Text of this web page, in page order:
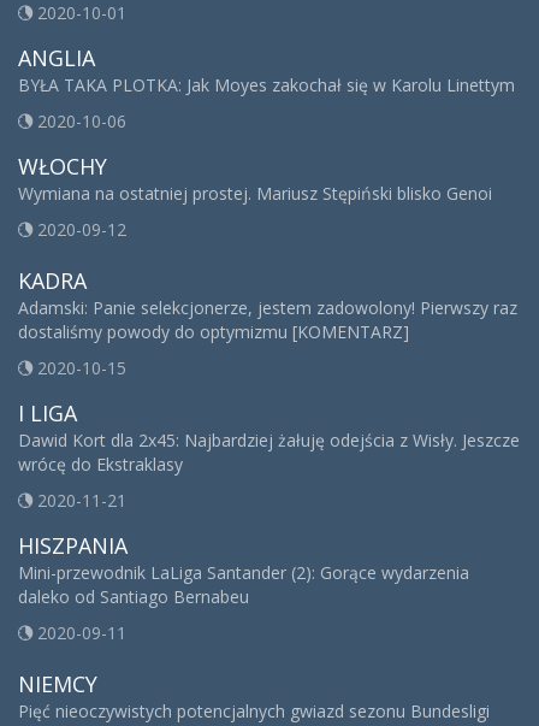
2020-10-01
ANGLIA
BYŁA TAKA PLOTKA: Jak Moyes zakochał się w Karolu Linettym
2020-10-06
WŁOCHY
Wymiana na ostatniej prostej. Mariusz Stępiński blisko Genoi
2020-09-12
KADRA
Adamski: Panie selekcjonerze, jestem zadowolony! Pierwszy raz
dostaliśmy powody do optymizmu [KOMENTARZ]
2020-10-15
I LIGA
Dawid Kort dla 2x45: Najbardziej żałuję odejścia z Wisły. Jeszcze
wrócę do Ekstraklasy
2020-11-21
HISZPANIA
Mini-przewodnik LaLiga Santander (2): Gorące wydarzenia
daleko od Santiago Bernabeu
2020-09-11
NIEMCY
Pięć nieoczywistych potencjalnych gwiazd sezonu Bundesligi